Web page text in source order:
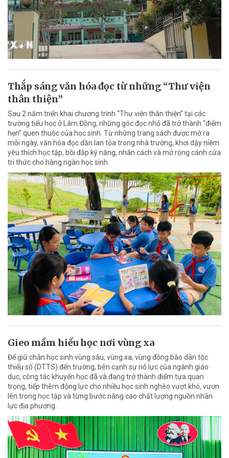
Thắp sáng văn hóa đọc từ những “Thư viện
thân thiện”
Sau 2 năm triển khai chương trình “Thư viện thân thiện” tại các
trường tiểu học ở Lâm Đồng, những góc đọc nhỏ đã trở thành “điểm
hẹn” quen thuộc của học sinh. Từ những trang sách được mở ra
mỗi ngày, văn hóa đọc dần lan tỏa trong nhà trường, khơi dậy niềm
yêu thích học tập, bồi đắp kỹ năng, nhân cách và mở rộng cánh cửa
tri thức cho hàng ngàn học sinh.
Gieo mầm hiếu học nơi vùng xa
Để giữ chân học sinh vùng sâu, vùng xa, vùng đồng bào dân tộc
thiểu số (DTTS) đến trường, bên cạnh sự nỗ lực của ngành giáo
dục, công tác khuyến học đã và đang trở thành điểm tựa quan
trọng, tiếp thêm động lực cho nhiều học sinh nghèo vượt khó, vươn
lên trong học tập và từng bước nâng cao chất lượng nguồn nhân
lực địa phương.